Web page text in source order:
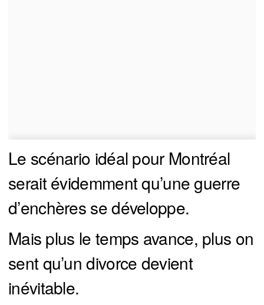
Le scénario idéal pour Montréal
serait évidemment qu’une guerre
d’enchères se développe.
Mais plus le temps avance, plus on
sent qu’un divorce devient
inévitable.